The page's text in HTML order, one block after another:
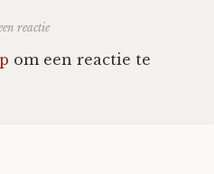
reactie
om een reactie te